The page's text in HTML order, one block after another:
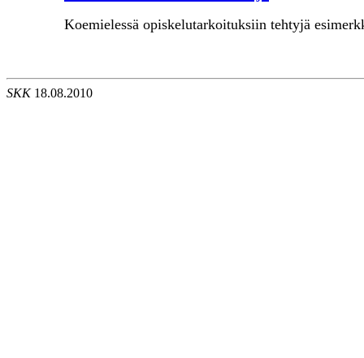
Koemielessä opiskelutarkoituksiin tehtyjä
SKK18.08.2010